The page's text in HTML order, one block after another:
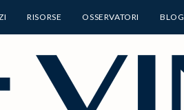
RISORSE OSSERVATORI BLOG